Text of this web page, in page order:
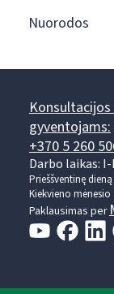
Nuorodos
gyventojams:
+370 5 260
Darbo laikas: I-
Prieššventinę
Kiekvieno mėnesio
Paklausimas per